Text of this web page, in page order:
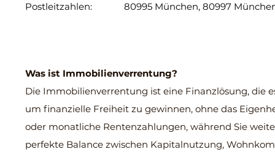
Postleitzahlen: 80995 München, 80997
Was ist Immobilienverrentung?
Die Immobilienverrentung ist eine Finanzlösung, die
um finanzielle Freiheit zu gewinnen, ohne das
oder monatliche Rentenzahlungen, während Sie
perfekte Balance zwischen Kapitalnutzung,